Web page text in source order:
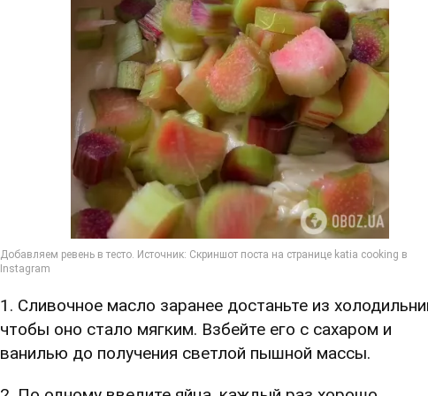
1. Сливочное масло заранее достаньте из
чтобы оно стало мягким. Взбейте его с сахаром и
ванилью до получения светлой пышной массы.